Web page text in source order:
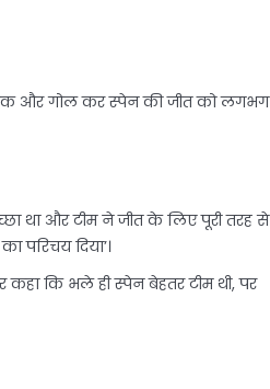
एक और गोल कर स्पेन की जीत को लगभग
था और टीम ने जीत के लिए पूरी तरह से
परिचय दिया’।
कहा कि भले ही स्पेन बेहतर टीम थी, पर